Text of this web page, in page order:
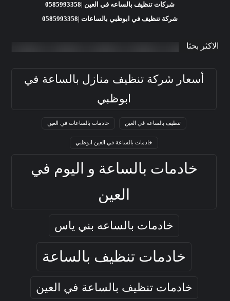
شركات تنظيف بالساعه في العين |0585993358
شركة تنظيف في ابوظبي بالساعات |0585993358
الاكثر بحثا
أسعار شركة تنظيف منازل بالساعة في
ابوظبي
تنظيف بالساعه في العين خادمات بالساعات في العين
خادمات بالساعة في العين ابوظبي
خادمات بالساعة و اليوم في
العين
خادمات بالساعه بني ياس
خادمات تنظيف بالساعة
خادمات تنظيف بالساعة في العين